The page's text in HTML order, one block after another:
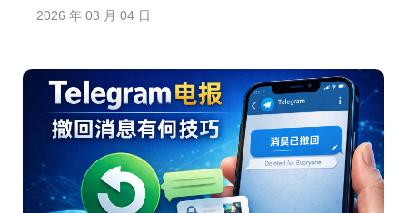
2026 年 03 月 04 日